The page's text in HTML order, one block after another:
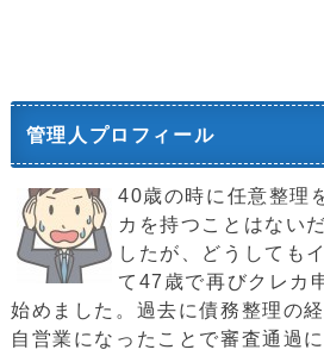
管理人プロフィール
40歳の時に任意整理
カを持つことはない
したが、どうしても
て47歳で再びクレカ
始めました。過去に債務整理の
自営業になったことで審査通過